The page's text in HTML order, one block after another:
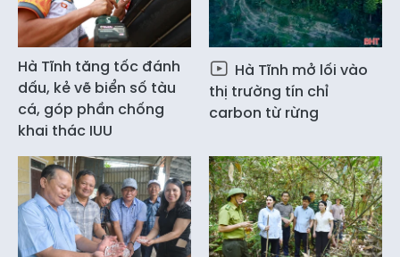
Hà Tĩnh tăng tốc đánh
dấu, kẻ vẽ biển số tàu
cá, góp phần chống
khai thác IUU
Hà Tĩnh mở lối vào
thị trường tín chỉ
carbon từ rừng